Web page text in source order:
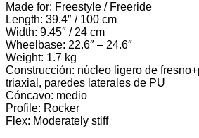
Made for: Freestyle / Freeride
Length: 39.4″ / 100 cm
Width: 9.45″ / 24 cm
Wheelbase: 22.6″ – 24.6″
Weight: 1.7 kg
Construcción: núcleo ligero de
triaxial, paredes laterales de PU
Cóncavo: medio
Profile: Rocker
Flex: Moderately stiff